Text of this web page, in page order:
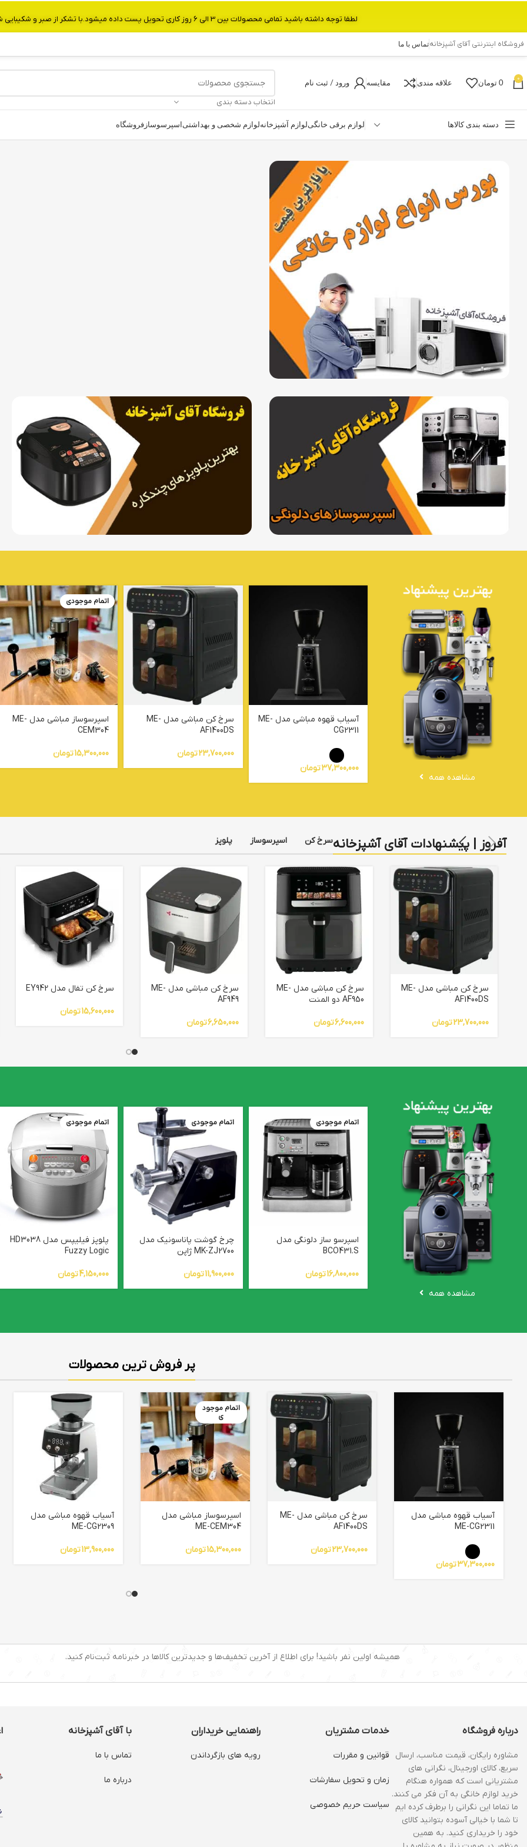
فروشگاه اینترنتی آقای آشپزخانهتماس با ما
0
0 تومان علاقه مندی مقایسه ورود / ثبت نام
انتخاب دسته بندی
دسته بندی کالاها لوازم برقی خانگیلوازم آشپزخانهلوازم شخصی و بهداشتی اسپرسوساز فروشگاه
مشاهده همه
آسیاب قهوه مباشی مدل ME-
CG2311
37,300,000تومان
سرخ کن مباشی مدل ME-
AF1400DS
23,700,000تومان
اتمام موجودی
اسپرسوساز مباشی مدل ME-
CEM304
15,300,000تومان
آفروز | پیشنهادات آقای آشپزخانهسرخ کن اسپرسوساز پلوپز
سرخ کن مباشی مدل ME-
AF1400DS
23,700,000تومان
سرخ کن مباشی مدل ME-
AF950 دو المنت
6,600,000تومان
سرخ کن مباشی مدل ME-
AF949
6,650,000تومان
سرخ کن تفال مدل EY942
15,600,000تومان
مشاهده همه
اتمام موجودی
اسپرسو ساز دلونگی مدل
BCO431.S
16,800,000تومان
اتمام موجودی
چرخ گوشت پاناسونیک مدل
MK-ZJ2700 ژاپن
11,900,000تومان
اتمام موجودی
پلوپز فیلیپس مدل HD3038
Fuzzy Logic
4,150,000تومان
پر فروش ترین محصولات
آسیاب قهوه مباشی مدل
ME-CG2311
37,300,000تومان
سرخ کن مباشی مدل ME-
AF1400DS
23,700,000تومان
اتمام موجود
ی
اسپرسوساز مباشی مدل
ME-CEM304
15,300,000تومان
آسیاب قهوه مباشی مدل
ME-CG2309
13,900,000تومان
همیشه اولین نفر باشید! برای اطلاع از آخرین تخفیف‌ها و جدیدترین کالاها در خبرنامه ثبت‌نام کنید.
درباره فروشگاه
مشاوره رایگان، قیمت مناسب، ارسال
سریع، کالای اورجینال، نگرانی های
مشتریانی است که همواره هنگام
خرید لوازم خانگی به آن فکر می کنند.
ما تماما این نگرانی را برطرف کرده ایم
تا شما با خیالی آسوده بتوانید کالای
خود را خریداری کنید. به همین
خدمات مشتریان
قوانین و مقررات
زمان و‌ تحویل سفارشات
سیاست حریم خصوصی
راهنمایی خریداران
رویه های بازگرداندن
با آقای آشپزخانه
تماس با ما
درباره ما
لطفا توجه داشته باشید تمامی محصولات بین 3 الی 6 روز کاری تحویل پست داده میشود.با تشکر از صبر و شکیبایی شما.شماره تماس:09907750029